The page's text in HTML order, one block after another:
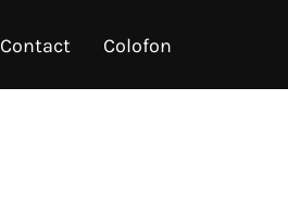
Contact Colofon